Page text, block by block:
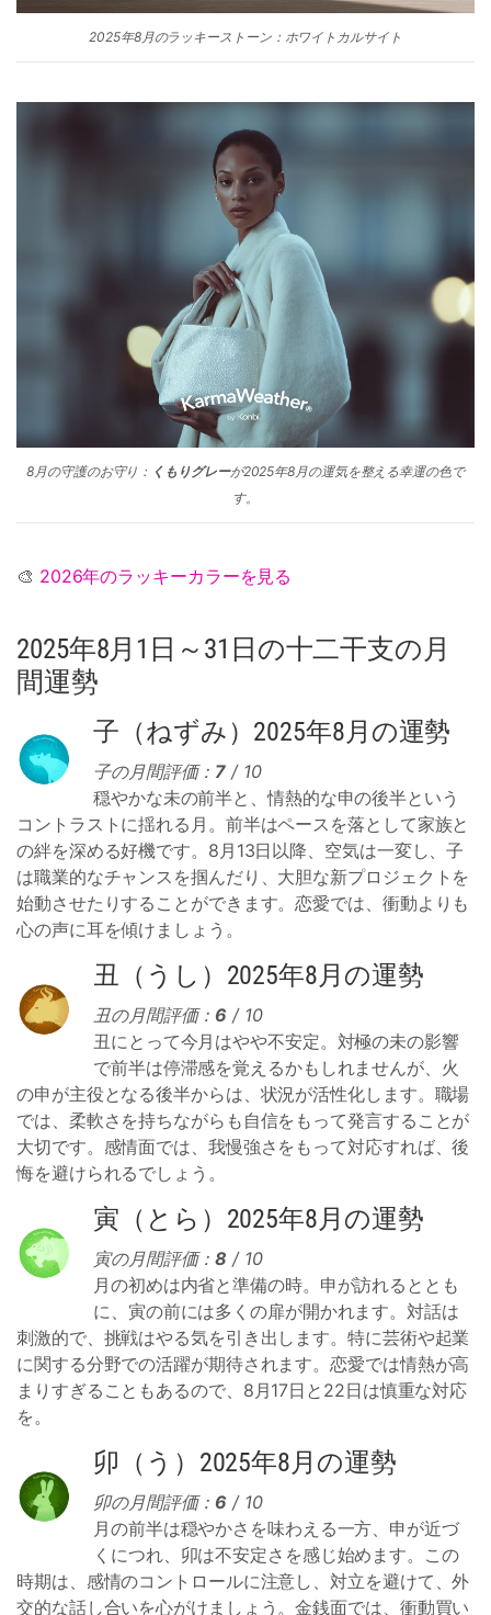
2025年8月のラッキーストーン：ホワイトカルサイト
8月の守護のお守り： くもりグレーが2025年8月の運気を整える幸運の色で
す。
🎨 2026年のラッキーカラーを見る
2025年8月1日～31日の十二干支の月
間運勢
子（ねずみ）2025年8月の運勢
子の月間評価： 7 / 10
穏やかな未の前半と、情熱的な申の後半という
コントラストに揺れる月。前半はペースを落として家族と
の絆を深める好機です。8月13日以降、空気は一変し、子
は職業的なチャンスを掴んだり、大胆な新プロジェクトを
始動させたりすることができます。恋愛では、衝動よりも
心の声に耳を傾けましょう。
丑（うし）2025年8月の運勢
丑の月間評価： 6 / 10
丑にとって今月はやや不安定。対極の未の影響
で前半は停滞感を覚えるかもしれませんが、火
の申が主役となる後半からは、状況が活性化します。職場
では、柔軟さを持ちながらも自信をもって発言することが
大切です。感情面では、我慢強さをもって対応すれば、後
悔を避けられるでしょう。
寅（とら）2025年8月の運勢
寅の月間評価：8 / 10
月の初めは内省と準備の時。申が訪れるととも
に、寅の前には多くの扉が開かれます。対話は
刺激的で、挑戦はやる気を引き出します。特に芸術や起業
に関する分野での活躍が期待されます。恋愛では情熱が高
まりすぎることもあるので、8月17日と22日は慎重な対応
を。
卯（う）2025年8月の運勢
卯の月間評価： 6 / 10
月の前半は穏やかさを味わえる一方、申が近づ
くにつれ、卯は不安定さを感じ始めます。この
時期は、感情のコントロールに注意し、対立を避けて、外
交的な話し合いを心がけましょう。金銭面では、衝動買い